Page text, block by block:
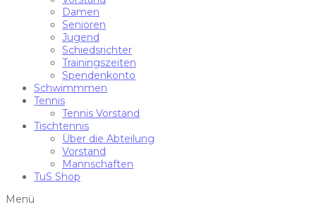
Damen
Senioren
Jugend
Schiedsrichter
Trainingszeiten
Spendenkonto
Schwimmmen
Tennis
Tennis Vorstand
Tischtennis
Über die Abteilung
Vorstand
Mannschaften
TuS Shop
Menü